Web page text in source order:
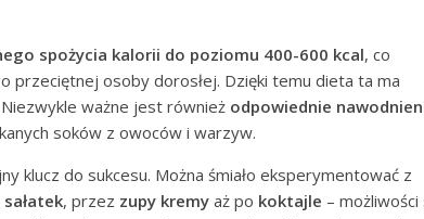
spożycia kalorii do poziomu 400-600 kcal, co
osoby dorosłej. Dzięki temu dieta ta ma
ważne jest również odpowiednie
soków z owoców i warzyw.
klucz do sukcesu. Można śmiało eksperymentować z
, przez zupy kremy aż po koktajle – możliwości